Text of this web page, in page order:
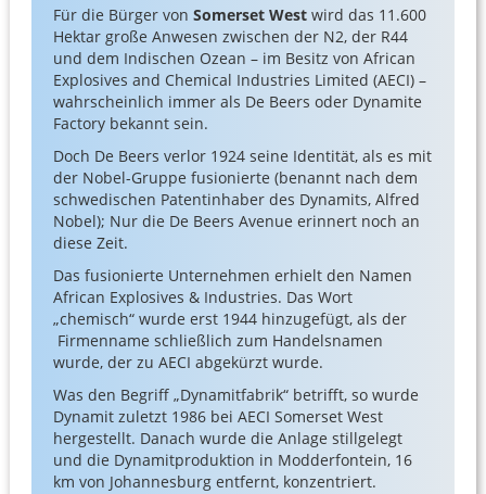
Für die Bürger von Somerset Westwird das 11.600
Hektar große Anwesen zwischen der N2, der R44
und dem Indischen Ozean – im Besitz von African
Explosives and Chemical Industries Limited (AECI) –
wahrscheinlich immer als De Beers oder Dynamite
Factory bekannt sein.
Doch De Beers verlor 1924 seine Identität, als es mit
der Nobel-Gruppe fusionierte (benannt nach dem
schwedischen Patentinhaber des Dynamits, Alfred
Nobel); Nur die De Beers Avenue erinnert noch an
diese Zeit.
Das fusionierte Unternehmen erhielt den Namen
African Explosives & Industries. Das Wort
„chemisch“ wurde erst 1944 hinzugefügt, als der
Firmenname schließlich zum Handelsnamen
wurde, der zu AECI abgekürzt wurde.
Was den Begriff „Dynamitfabrik“ betrifft, so wurde
Dynamit zuletzt 1986 bei AECI Somerset West
hergestellt. Danach wurde die Anlage stillgelegt
und die Dynamitproduktion in Modderfontein, 16
km von Johannesburg entfernt, konzentriert.